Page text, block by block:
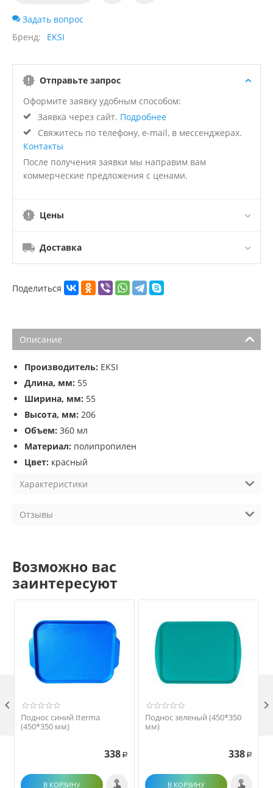
Задать вопрос
Бренд
EKSI
Отправьте запрос
Оформите заявку удобным способом:
Заявка через сайт. Подробнее
Свяжитесь по телефону, e-mail, в мессенджерах.
Контакты
После получения заявки мы направим вам
коммерческие предложения с ценами.
Цены
Доставка
Поделиться
Описание
Производитель: EKSI
Длина, мм: 55
Ширина, мм: 55
Высота, мм: 206
Объем: 360 мл
Материал: полипропилен
Цвет: красный
Характеристики
Отзывы
Возможно вас
заинтересуют
Поднос синий Iterma
(450*350 мм)
338 Р
В КОРЗИНУ
Поднос зеленый (450*350
мм)
338 Р
В КОРЗИНУ
 